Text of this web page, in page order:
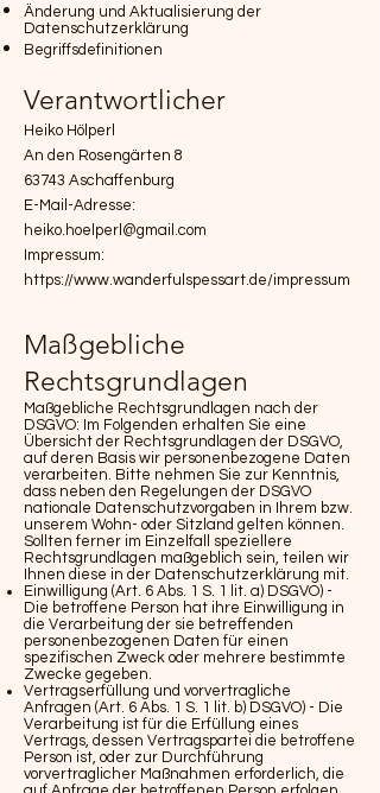
Änderung und Aktualisierung der
Datenschutzerklärung
Begriffsdefinitionen
Verantwortlicher
Heiko Hölperl
An den Rosengärten 8
63743 Aschaffenburg
E-Mail-Adresse:
heiko.hoelperl@gmail.com
Impressum:
https://www.wanderfulspessart.de/impressum
Maßgebliche
Rechtsgrundlagen
Maßgebliche Rechtsgrundlagen nach der
DSGVO: Im Folgenden erhalten Sie eine
Übersicht der Rechtsgrundlagen der DSGVO,
auf deren Basis wir personenbezogene Daten
verarbeiten. Bitte nehmen Sie zur Kenntnis,
dass neben den Regelungen der DSGVO
nationale Datenschutzvorgaben in Ihrem bzw.
unserem Wohn- oder Sitzland gelten können.
Sollten ferner im Einzelfall speziellere
Rechtsgrundlagen maßgeblich sein, teilen wir
Ihnen diese in der Datenschutzerklärung mit.
Einwilligung (Art. 6 Abs. 1 S. 1 lit. a) DSGVO) -
Die betroffene Person hat ihre Einwilligung in
die Verarbeitung der sie betreffenden
personenbezogenen Daten für einen
spezifischen Zweck oder mehrere bestimmte
Zwecke gegeben.
Vertragserfüllung und vorvertragliche
Anfragen (Art. 6 Abs. 1 S. 1 lit. b) DSGVO) - Die
Verarbeitung ist für die Erfüllung eines
Vertrags, dessen Vertragspartei die betroffene
Person ist, oder zur Durchführung
vorvertraglicher Maßnahmen erforderlich, die